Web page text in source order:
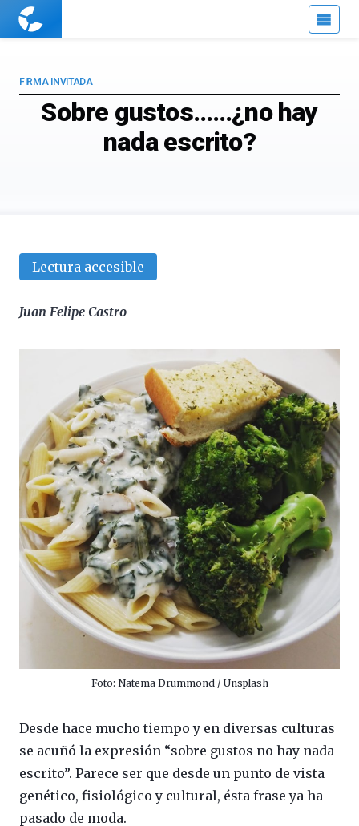
Cuaderno
Sobre gustos……¿no hay
nada escrito?
FIRMA INVITADA
Lectura accesible
Juan Felipe Castro
Foto: Natema Drummond / Unsplash
Desde hace mucho tiempo y en diversas culturas
se acuñó la expresión “sobre gustos no hay nada
escrito”. Parece ser que desde un punto de vista
genético, fisiológico y cultural, ésta frase ya ha
pasado de moda.